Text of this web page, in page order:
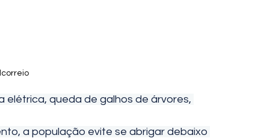
a população evite se abrigar debaixo